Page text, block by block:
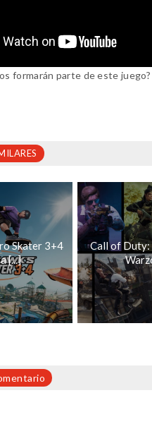
formarán parte de este
Skater 3+4
[...]
Call of Duty: